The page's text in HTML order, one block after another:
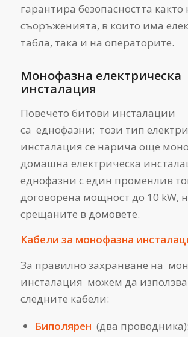
гарантира безопасността както
съоръженията, в които има
табла, така и на операторите.
Монофазна електрическа
инсталация
Повечето битови инсталации
са еднофазни; този тип
инсталация се нарича още
домашна електрическа
еднофазни с един променлив
договорена мощност до 10 kW,
срещаните в домовете.
Кабели за монофазна
За правилно захранване на
инсталация можем да
следните кабели:
Биполярен (два